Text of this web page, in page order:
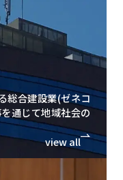
総合建設業(ゼネコ
通じて地域社会の
view all